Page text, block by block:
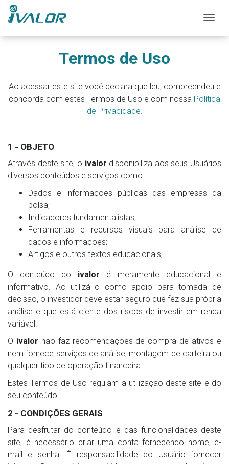
Termos de Uso
Ao acessar este site você declara que leu, compreendeu e
concorda com estes Termos de Uso e com nossa Política
de Privacidade.
1 - OBJETO
Através deste site, o ivalor disponibiliza aos seus Usuários
diversos conteúdos e serviços como:
Dados e informações públicas das empresas da
bolsa;
Indicadores fundamentalistas;
Ferramentas e recursos visuais para análise de
dados e informações;
Artigos e outros textos educacionais;
O conteúdo do ivalor é meramente educacional e
informativo. Ao utilizá-lo como apoio para tomada de
decisão, o investidor deve estar seguro que fez sua própria
análise e que está ciente dos riscos de investir em renda
variável.
O ivalor não faz recomendações de compra de ativos e
nem fornece serviços de análise, montagem de carteira ou
qualquer tipo de operação financeira.
Estes Termos de Uso regulam a utilização deste site e do
seu conteúdo.
2 - CONDIÇÕES GERAIS
Para desfrutar do conteúdo e das funcionalidades deste
site, é necessário criar uma conta fornecendo nome, e-
mail e senha. É responsabilidade do Usuário fornecer